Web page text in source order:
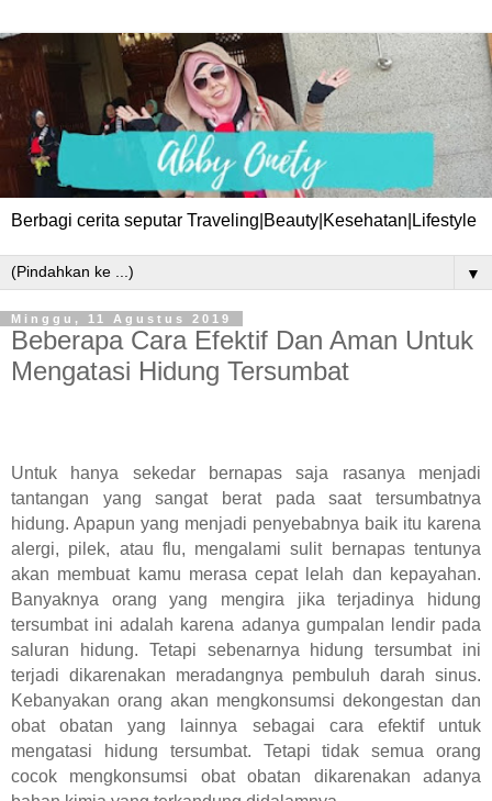
Berbagi cerita seputar Traveling|Beauty|Kesehatan|Lifestyle
▼
Minggu, 11 Agustus 2019
Beberapa Cara Efektif Dan Aman Untuk
Mengatasi Hidung Tersumbat
Untuk hanya sekedar bernapas saja rasanya menjadi
tantangan yang sangat berat pada saat tersumbatnya
hidung. Apapun yang menjadi penyebabnya baik itu karena
alergi, pilek, atau flu, mengalami sulit bernapas tentunya
akan membuat kamu merasa cepat lelah dan kepayahan.
Banyaknya orang yang mengira jika terjadinya hidung
tersumbat ini adalah karena adanya gumpalan lendir pada
saluran hidung. Tetapi sebenarnya hidung tersumbat ini
terjadi dikarenakan meradangnya pembuluh darah sinus.
Kebanyakan orang akan mengkonsumsi dekongestan dan
obat obatan yang lainnya sebagai cara efektif untuk
mengatasi hidung tersumbat. Tetapi tidak semua orang
cocok mengkonsumsi obat obatan dikarenakan adanya